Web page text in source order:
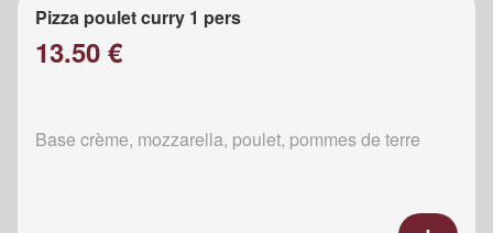
Pizza poulet curry 1 pers
13.50 €
Base crème, mozzarella, poulet, pommes de terre